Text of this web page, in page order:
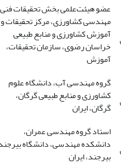
عضو هیئت‌علمی بخش تحقیقات
مهندسی کشاورزی، مرکز تحقیقات و
آموزش کشاورزی و منابع طبیعی
خراسان رضوی، سازمان تحقیقات،
آموزش
گروه مهندسی آب، دانشگاه علوم
کشاورزی و منابع طبیعی گرگان،
گرگان، ایران
استاد گروه مهندسی عمران،
دانشکده مهندسی، دانشگاه
بیرجند، ایران